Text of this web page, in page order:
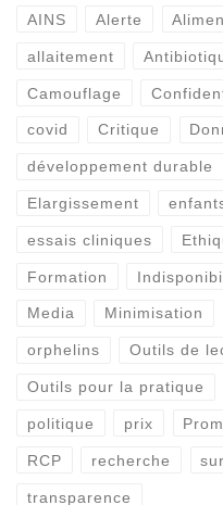
AINS Alerte
allaitement
Camouflage
covid Critique
développement durable
Elargissement
essais cliniques
Formation
Media Minimisation
orphelins Outils de
Outils pour la pratique
politique prix
RCP recherche
transparence